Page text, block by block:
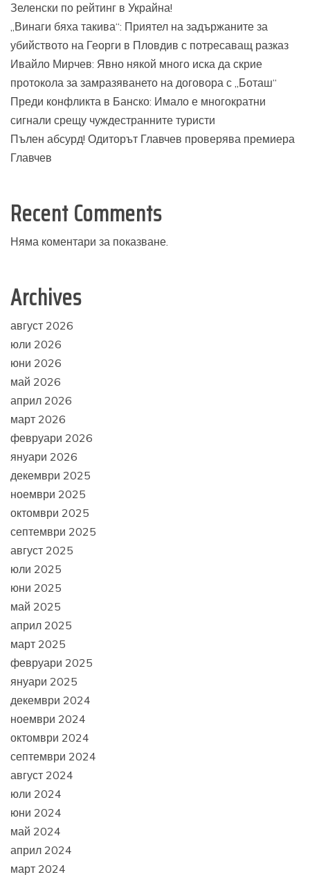
Зеленски по рейтинг в Украйна!
„Винаги бяха такива“: Приятел на задържаните за
убийството на Георги в Пловдив с потресаващ разказ
Ивайло Мирчев: Явно някой много иска да скрие
протокола за замразяването на договора с „Боташ“
Преди конфликта в Банско: Имало е многократни
сигнали срещу чуждестранните туристи
Пълен абсурд! Одиторът Главчев проверява премиера
Главчев
Recent Comments
Няма коментари за показване.
Archives
август 2026
юли 2026
юни 2026
май 2026
април 2026
март 2026
февруари 2026
януари 2026
декември 2025
ноември 2025
октомври 2025
септември 2025
август 2025
юли 2025
юни 2025
май 2025
април 2025
март 2025
февруари 2025
януари 2025
декември 2024
ноември 2024
октомври 2024
септември 2024
август 2024
юли 2024
юни 2024
май 2024
април 2024
март 2024